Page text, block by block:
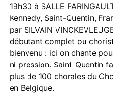
19h30 à SALLE
Kennedy, Saint-Quentin,
par SILVAIN
débutant complet ou
bienvenu : ici on chante
ni pression. Saint-Quentin
plus de 100 chorales du
en Belgique.